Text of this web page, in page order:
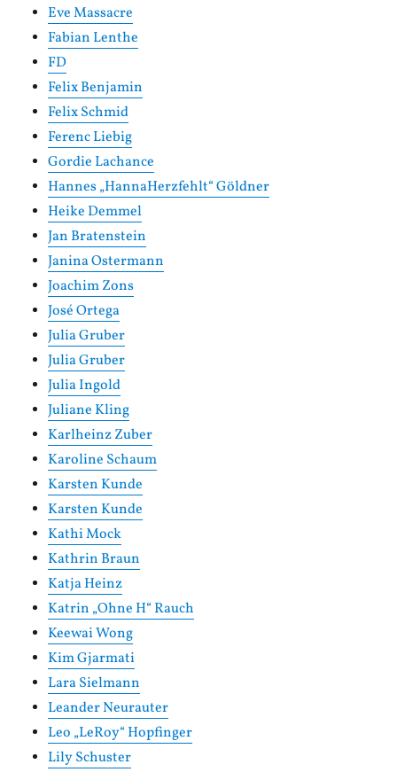
Eve Massacre
Fabian Lenthe
FD
Felix Benjamin
Felix Schmid
Ferenc Liebig
Gordie Lachance
Hannes „HannaHerzfehlt“ Göldner
Heike Demmel
Jan Bratenstein
Janina Ostermann
Joachim Zons
José Ortega
Julia Gruber
Julia Gruber
Julia Ingold
Juliane Kling
Karlheinz Zuber
Karoline Schaum
Karsten Kunde
Karsten Kunde
Kathi Mock
Kathrin Braun
Katja Heinz
Katrin „Ohne H“ Rauch
Keewai Wong
Kim Gjarmati
Lara Sielmann
Leander Neurauter
Leo „LeRoy“ Hopfinger
Lily Schuster